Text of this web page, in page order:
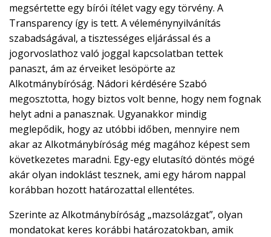
megsértette egy bírói ítélet vagy egy törvény. A
Transparency így is tett. A véleménynyilvánítás
szabadságával, a tisztességes eljárással és a
jogorvoslathoz való joggal kapcsolatban tettek
panaszt, ám az érveiket lesöpörte az
Alkotmánybíróság. Nádori kérdésére Szabó
megosztotta, hogy biztos volt benne, hogy nem fognak
helyt adni a panasznak. Ugyanakkor mindig
meglepődik, hogy az utóbbi időben, mennyire nem
akar az Alkotmánybíróság még magához képest sem
következetes maradni. Egy-egy elutasító döntés mögé
akár olyan indoklást tesznek, ami egy három nappal
korábban hozott határozattal ellentétes.
Szerinte az Alkotmánybíróság „mazsolázgat”, olyan
mondatokat keres korábbi határozatokban, amik